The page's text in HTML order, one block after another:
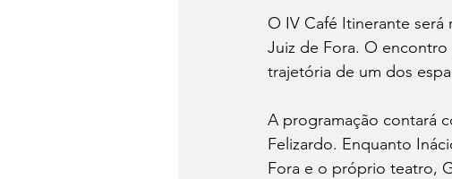
O IV Café Itinerante
Juiz de Fora. O
trajetória de um dos
A programação contará
Felizardo. Enquanto
Fora e o próprio teatro,